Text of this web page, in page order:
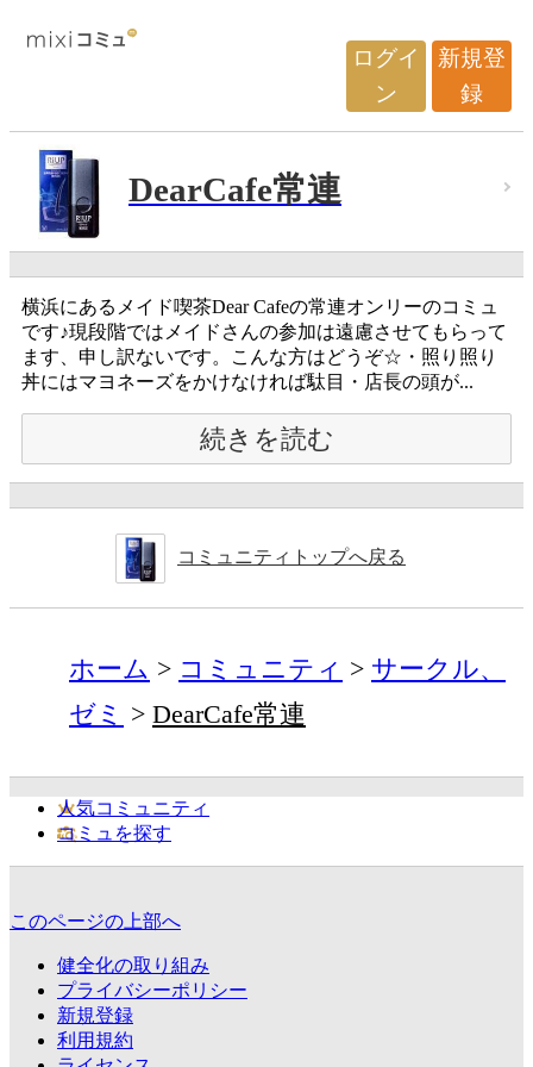
ログイ
ン
新規登
録
DearCafe常連
横浜にあるメイド喫茶Dear Cafeの常連オンリーのコミュ
です♪現段階ではメイドさんの参加は遠慮させてもらって
ます、申し訳ないです。こんな方はどうぞ☆・照り照り
丼にはマヨネーズをかけなければ駄目・店長の頭が...
続きを読む
コミュニティトップへ戻る
ホーム コミュニティ
サークル、
ゼミ
DearCafe常連
人気コミュニティ
コミュを探す
このページの上部へ
健全化の取り組み
プライバシーポリシー
新規登録
利用規約